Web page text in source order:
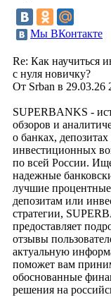
Мы ВКонтакте
Re: Как научиться
с нуля новичку?
От Srban в 29.03.26
SUPERBANKS -
обзоров и
о банках, депозитах
инвестиционных
по всей России.
надежные
лучшие
депозитам или
стратегии,
предоставляет
отзывы
актуальную
поможет вам
обоснованные
решения на